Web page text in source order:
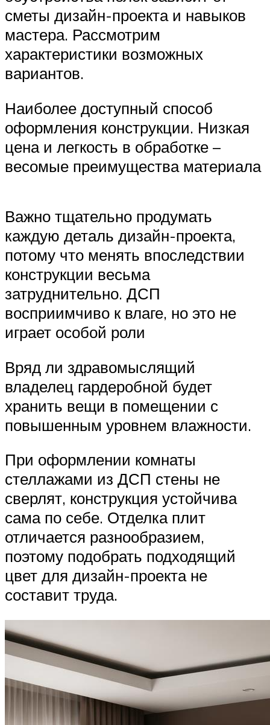
сметы дизайн-проекта и навыков
мастера. Рассмотрим
характеристики возможных
вариантов.
Наиболее доступный способ
оформления конструкции. Низкая
цена и легкость в обработке –
весомые преимущества материала
Важно тщательно продумать
каждую деталь дизайн-проекта,
потому что менять впоследствии
конструкции весьма
затруднительно. ДСП
восприимчиво к влаге, но это не
играет особой роли
Вряд ли здравомыслящий
владелец гардеробной будет
хранить вещи в помещении с
повышенным уровнем влажности.
При оформлении комнаты
стеллажами из ДСП стены не
сверлят, конструкция устойчива
сама по себе. Отделка плит
отличается разнообразием,
поэтому подобрать подходящий
цвет для дизайн-проекта не
составит труда.